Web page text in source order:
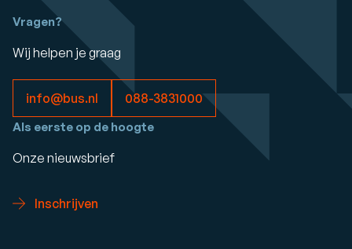
Vragen?
Wij helpen je graag
info@bus.nl 088-3831000
Als eerste op de hoogte
Onze nieuwsbrief
Inschrijven